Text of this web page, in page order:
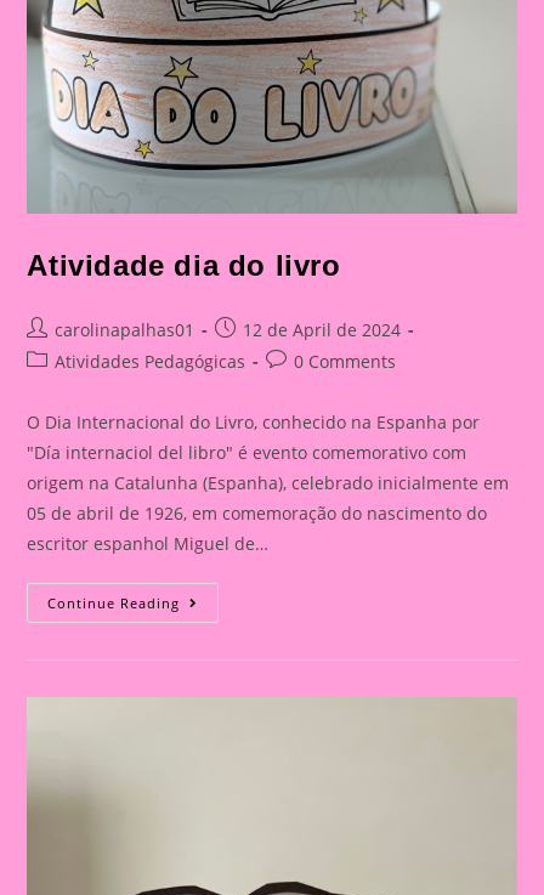
Atividade dia do livro
Post
author:
carolinapalhas01
Post
published:
12 de April de 2024
PostAtividades Pedagógicas
Post0 Comments
O Dia Internacional do Livro, conhecido na Espanha por
"Día internaciol del libro" é evento comemorativo com
origem na Catalunha (Espanha), celebrado inicialmente em
05 de abril de 1926, em comemoração do nascimento do
escritor espanhol Miguel de…
Continue Reading Atividade
Dia
Livro